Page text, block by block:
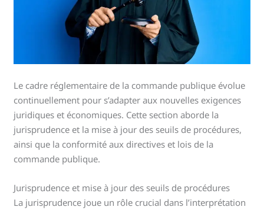
Le cadre réglementaire de la commande publique évolue
continuellement pour s’adapter aux nouvelles exigences
juridiques et économiques. Cette section aborde la
jurisprudence et la mise à jour des seuils de procédures,
ainsi que la conformité aux directives et lois de la
commande publique.
Jurisprudence et mise à jour des seuils de procédures
La jurisprudence joue un rôle crucial dans l’interprétation